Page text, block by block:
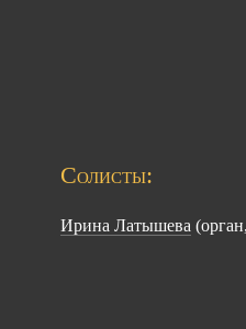
Солисты:
Ирина Латышева